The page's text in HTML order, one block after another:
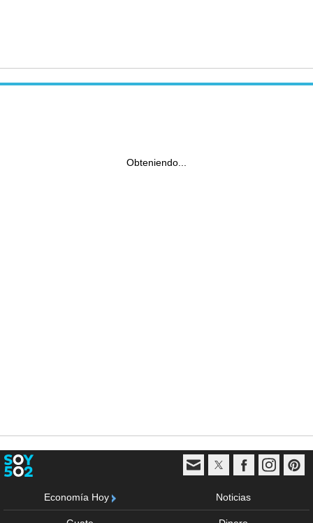
Obteniendo...
Economía Hoy Noticias